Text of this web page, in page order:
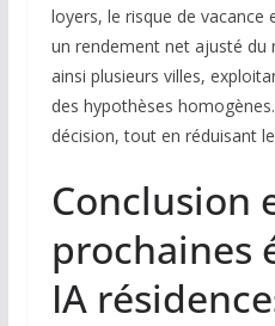
loyers, le risque de vacance
un rendement net ajusté du
ainsi plusieurs villes,
des hypothèses
décision, tout en réduisant
Conclusion
prochaines
IA